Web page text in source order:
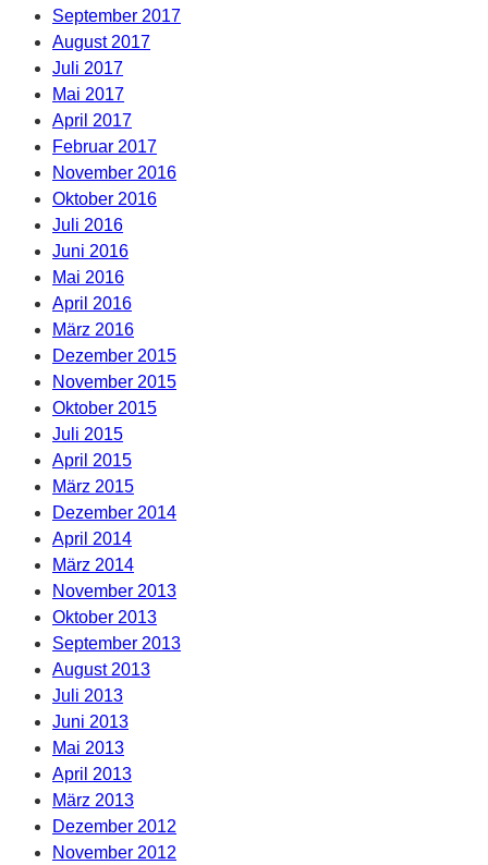
September 2017
August 2017
Juli 2017
Mai 2017
April 2017
Februar 2017
November 2016
Oktober 2016
Juli 2016
Juni 2016
Mai 2016
April 2016
März 2016
Dezember 2015
November 2015
Oktober 2015
Juli 2015
April 2015
März 2015
Dezember 2014
April 2014
März 2014
November 2013
Oktober 2013
September 2013
August 2013
Juli 2013
Juni 2013
Mai 2013
April 2013
März 2013
Dezember 2012
November 2012